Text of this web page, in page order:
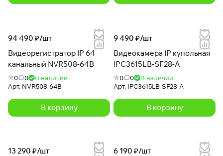
94 490 ₽/шт
Видеорегистратор IP 64
канальный NVR508-64B
0 0
В наличии
Арт. NVR508-64B
В корзину
9 490 ₽/шт
Видеокамера IP купольная
IPC3615LB-SF28-A
0 0
В наличии
Арт. IPC3615LB-SF28-A
В корзину
13 290 ₽/шт
6 190 ₽/шт